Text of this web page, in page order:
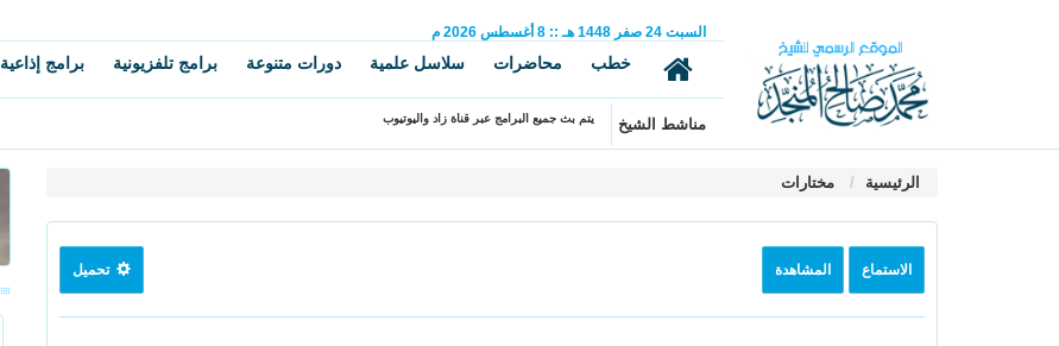
السبت 24 صفر 1448 هـ ::
8 أغسطس 2026 م
خطب محاضرات سلاسل علمية دورات متنوعة برامج تلفزيونية برامج إذاعية
مناشط الشيخ يتم بث جميع البرامج عبر قناة زاد واليوتيوب
الرئيسية مختارات
الاستماع المشاهدة تحميل